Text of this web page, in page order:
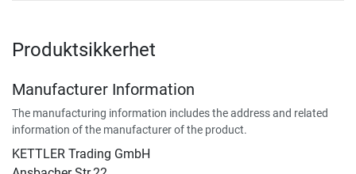
Produktsikkerhet
Manufacturer Information
The manufacturing information includes the address and related
information of the manufacturer of the product.
KETTLER Trading GmbH